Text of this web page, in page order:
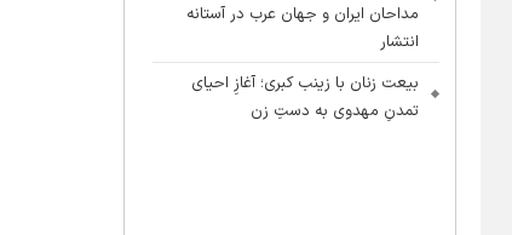
مداحان ایران و جهان عرب در آستانه
انتشار
بیعت زنان با زینب کبری؛ آغازِ احیای
تمدنِ مهدوی به دستِ زن